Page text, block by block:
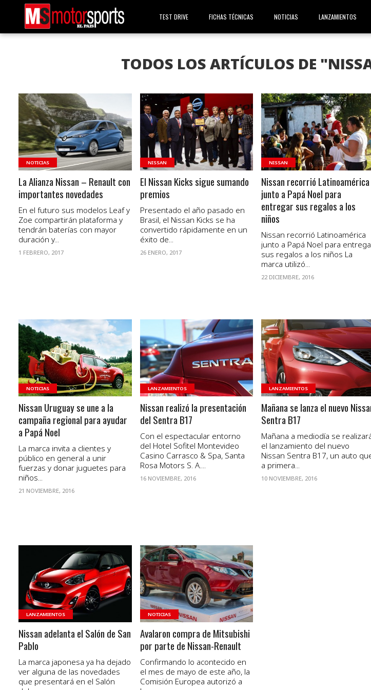
TEST DRIVE FICHAS TÉCNICAS NOTICIAS LANZAMIENTOS
TODOS LOS ARTÍCULOS DE
VER NOTA
NOTICIAS
La Alianza Nissan – Renault con
importantes novedades
En el futuro sus modelos Leaf y
Zoe compartirán plataforma y
tendrán baterías con mayor
duración y...
1 FEBRERO, 2017
VER NOTA
NISSAN
El Nissan Kicks sigue sumando
premios
Presentado el año pasado en
Brasil, el Nissan Kicks se ha
convertido rápidamente en un
éxito de...
26 ENERO, 2017
VER NOTA
NISSAN
Nissan recorrió Latinoamérica
junto a Papá Noel para
entregar sus regalos a los
niños
Nissan recorrió Latinoamérica
junto a Papá Noel para
sus regalos a los niños La
marca utilizó...
22 DICIEMBRE, 2016
VER NOTA
NOTICIAS
Nissan Uruguay se une a la
campaña regional para ayudar
a Papá Noel
La marca invita a clientes y
público en general a unir
fuerzas y donar juguetes para
niños...
21 NOVIEMBRE, 2016
VER NOTA
LANZAMIENTOS
Nissan realizó la presentación
del Sentra B17
Con el espectacular entorno
del Hotel Sofitel Montevideo
Casino Carrasco & Spa, Santa
Rosa Motors S. A....
16 NOVIEMBRE, 2016
VER NOTA
LANZAMIENTOS
Mañana se lanza el nuevo
Sentra B17
Mañana a mediodía se
el lanzamiento del nuevo
Nissan Sentra B17, un auto
a primera...
10 NOVIEMBRE, 2016
VER NOTA
LANZAMIENTOS
Nissan adelanta el Salón de San
Pablo
La marca japonesa ya ha dejado
ver alguna de las novedades
que presentará en el Salón
VER NOTA
NOTICIAS
Avalaron compra de Mitsubishi
por parte de Nissan-Renault
Confirmando lo acontecido en
el mes de mayo de este año, la
Comisión Europea autorizó a